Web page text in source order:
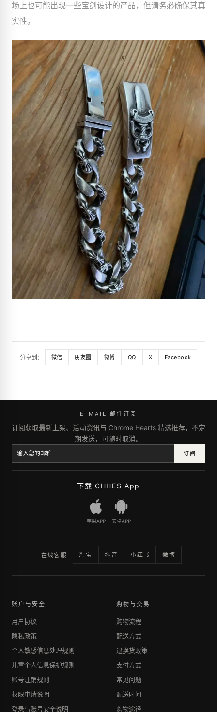
场上也可能出现一些宝剑设计的产品，但请务必确保其真
实性。
分享到： 微信 朋友圈 微博 QQ X Facebook
E-MAIL 邮件订阅
订阅获取最新上架、活动资讯与 Chrome Hearts 精选推荐，不定
期发送，可随时取消。
订阅
下载 CHHES App
苹果APP 安卓APP
在线客服 淘宝 抖音 小红书 微博
账户与安全
用户协议
隐私政策
个人敏感信息处理规则
儿童个人信息保护规则
账号注销规则
权限申请说明
登录与账号安全说明
购物与交易
购物流程
配送方式
退换货政策
支付方式
常见问题
配送时间
购物途径